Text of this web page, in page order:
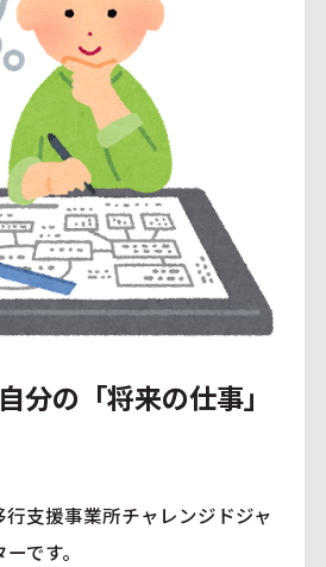
分の「将来の仕事」
支援事業所チャレンジドジャ
です。